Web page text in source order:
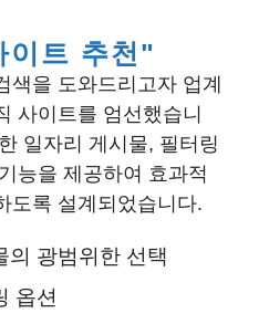
이트 추천
색을 도와드리고자 업계
사이트를 엄선했습니
일자리 게시물, 필터링
능을 제공하여 효과적
도록 설계되었습니다.
의 광범위한 선택
옵션